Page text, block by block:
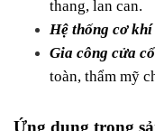
thang, lan can.
Hệ thống cơ
Gia công cửa
toàn, thẩm mỹ
Ứng dụng trong